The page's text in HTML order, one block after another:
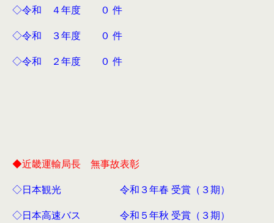
◇令和 ４年度 ０ 件
◇令和 ３年度 ０ 件
◇令和 ２年度 ０ 件
◆近畿運輸局長 無事故表彰
◇日本観光 令和３年春 受賞（３期）
◇日本高速バス 令和５年秋 受賞（３期）